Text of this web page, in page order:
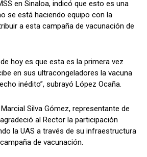
en Sinaloa, indicó que esto es una
se está haciendo equipo con la
a esta campaña de vacunación de
hoy es que esta es la primera vez
en sus ultracongeladores la vacuna
inédito”, subrayó López Ocaña.
Silva Gómez, representante de
al Rector la participación
la UAS a través de su infraestructura
de vacunación.